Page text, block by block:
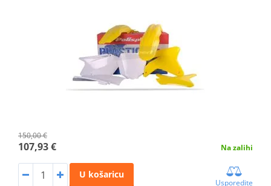
150,00 €
107,93 € Na zalihi
U košaricu
Usporedite